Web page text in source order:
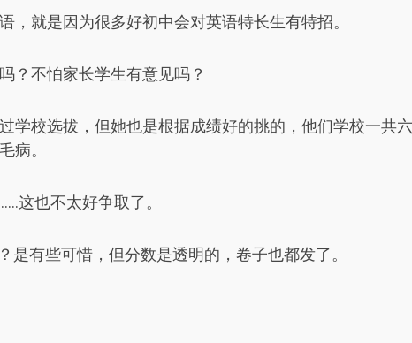
，就是因为很多好初中会对英语特长生有特招。
？不怕家长学生有意见吗？
学校选拔，但她也是根据成绩好的挑的，他们学校一共
病。
这也不太好争取了。
是有些可惜，但分数是透明的，卷子也都发了。